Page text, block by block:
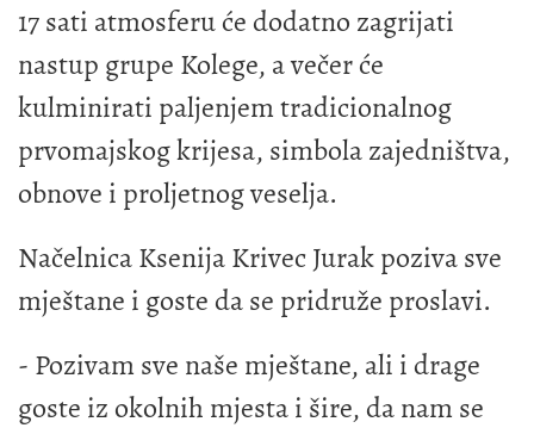
17 sati atmosferu će dodatno zagrijati
nastup grupe Kolege, a večer će
kulminirati paljenjem tradicionalnog
prvomajskog krijesa, simbola zajedništva,
obnove i proljetnog veselja.
Načelnica Ksenija Krivec Jurak poziva sve
mještane i goste da se pridruže proslavi.
- Pozivam sve naše mještane, ali i drage
goste iz okolnih mjesta i šire, da nam se